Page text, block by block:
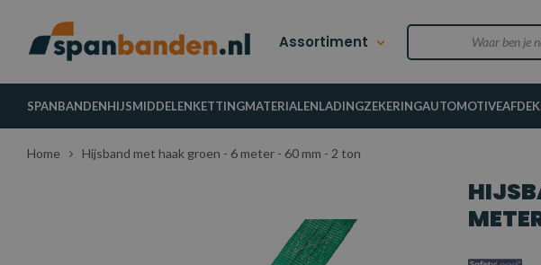
Assortiment
SPANBANDENHIJSMIDDELENKETTINGMATERIALENLADINGZEKERINGAUTOMOTIVE
Home Hijsband met haak groen - 6 meter - 60 mm - 2 ton